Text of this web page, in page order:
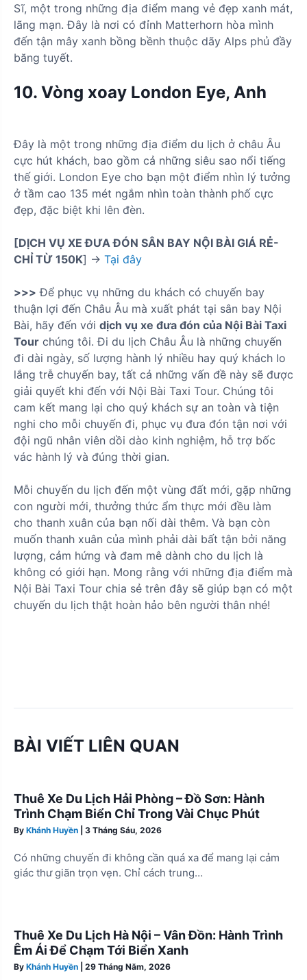
Sĩ, một trong những địa điểm mang vẻ đẹp xanh mát,
lãng mạn. Đây là nơi có đỉnh Matterhorn hòa mình
đến tận mây xanh bồng bềnh thuộc dãy Alps phủ đầy
băng tuyết.
10. Vòng xoay London Eye, Anh
Đây là một trong những địa điểm du lịch ở châu Âu
cực hút khách, bao gồm cả những siêu sao nổi tiếng
thế giới. London Eye cho bạn một điểm nhìn lý tưởng
ở tầm cao 135 mét ngắm nhìn toàn thành phố cực
đẹp, đặc biệt khi lên đèn.
[DỊCH VỤ XE ĐƯA ĐÓN SÂN BAY NỘI BÀI GIÁ RẺ-
CHỈ TỪ 150K] -> Tại đây
>>> Để phục vụ những du khách có chuyến bay
thuận lợi đến Châu Âu mà xuất phát tại sân bay Nội
Bài, hãy đến với dịch vụ xe đưa đón của Nội Bài Taxi
Tour chúng tôi. Đi du lịch Châu Âu là những chuyến
đi dài ngày, số lượng hành lý nhiều hay quý khách lo
lắng trễ chuyến bay, tất cả những vấn đề này sẽ được
giải quyết khi đến với Nội Bài Taxi Tour. Chúng tôi
cam kết mang lại cho quý khách sự an toàn và tiện
nghi cho mỗi chuyến đi, phục vụ đưa đón tận nơi với
đội ngũ nhân viên dồi dào kinh nghiệm, hỗ trợ bốc
vác hành lý và đúng thời gian.
Mỗi chuyến du lịch đến một vùng đất mới, gặp những
con người mới, thưởng thức ẩm thực mới đều làm
cho thanh xuân của bạn nối dài thêm. Và bạn còn
muốn thanh xuân của mình phải dài bất tận bởi năng
lượng, cảm hứng và đam mê dành cho du lịch là
không có giới hạn. Mong rằng với những địa điểm mà
Nội Bài Taxi Tour chia sẻ trên đây sẽ giúp bạn có một
chuyến du lịch thật hoàn hảo bên người thân nhé!
BÀI VIẾT LIÊN QUAN
Thuê Xe Du Lịch Hải Phòng – Đồ Sơn: Hành
Trình Chạm Biển Chỉ Trong Vài Chục Phút
By Khánh Huyền 3 Tháng Sáu, 2026
Có những chuyến đi không cần quá xa để mang lại cảm
giác thư giãn trọn vẹn. Chỉ cách trung…
Thuê Xe Du Lịch Hà Nội – Vân Đồn: Hành Trình
Êm Ái Để Chạm Tới Biển Xanh
By Khánh Huyền 29 Tháng Năm, 2026